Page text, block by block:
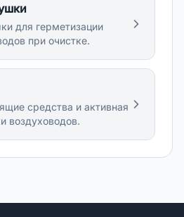
для герметизации
при очистке.
средства и активная
воздуховодов.